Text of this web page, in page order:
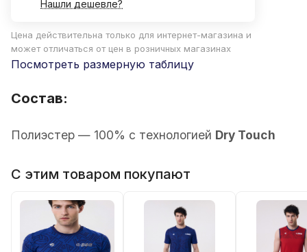
Нашли дешевле?
Цена действительна только для интернет-магазина и
может отличаться от цен в розничных магазинах
Посмотреть размерную таблицу
Состав:
Полиэстер — 100% с технологией Dry Touch
С этим товаром покупают